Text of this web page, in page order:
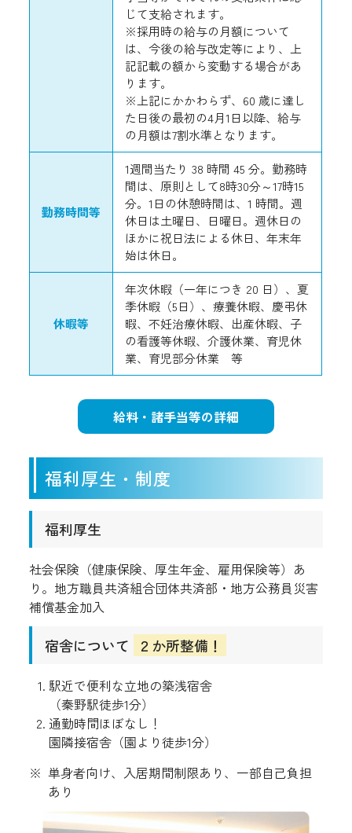
じて支給されます。
※採用時の給与の月額について
は、今後の給与改定等により、上
記記載の額から変動する場合があ
ります。
※上記にかかわらず、60 歳に達し
た日後の最初の4月1日以降、給与
の月額は7割水準となります。
勤務時間等
1週間当たり 38 時間 45 分。勤務時
間は、原則として8時30分～17時15
分。1日の休憩時間は、1 時間。週
休日は土曜日、日曜日。週休日の
ほかに祝日法による休日、年末年
始は休日。
休暇等
年次休暇（一年につき 20 日）、夏
季休暇（5日）、療養休暇、慶弔休
暇、不妊治療休暇、出産休暇、子
の看護等休暇、介護休業、育児休
業、育児部分休業 等
給料・諸手当等の詳細
福利厚生・制度
福利厚生
社会保険（健康保険、厚生年金、雇用保険等）あ
り。地方職員共済組合団体共済部・地方公務員災害
補償基金加入
宿舎について ２か所整備！
駅近で便利な立地の築浅宿舎
（秦野駅徒歩1分）
通勤時間ほぼなし！
園隣接宿舎（園より徒歩1分）
単身者向け、入居期間制限あり、一部自己負担
あり